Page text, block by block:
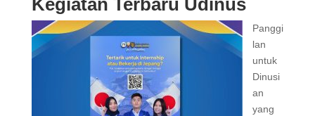
Kegiatan Terbaru Udinus
Panggi
lan
untuk
Dinusi
an
yang